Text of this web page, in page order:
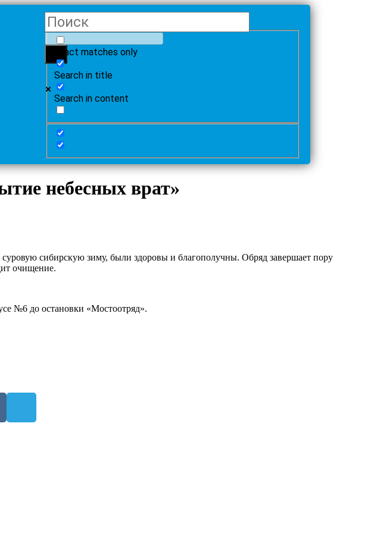
Exact matches only
Search in title
Search in content
небесных врат»
сибирскую зиму, были здоровы и благополучны. Обряд завершает пору
очищение.
№6 до остановки «Мостоотряд».